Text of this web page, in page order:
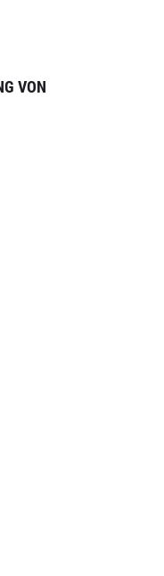
VON